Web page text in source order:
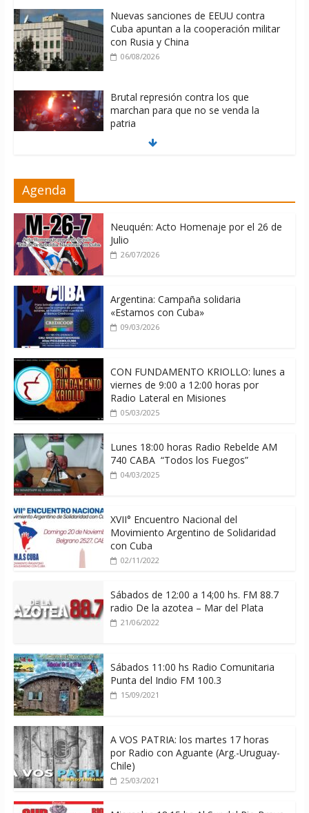
Nuevas sanciones de EEUU contra
Cuba apuntan a la cooperación militar
con Rusia y China
06/08/2026
Brutal represión contra los que
marchan para que no se venda la
patria
06/08/2026
06/08/2026
Agenda
Neuquén: Acto Homenaje por el 26 de
Julio
26/07/2026
Argentina: Campaña solidaria
«Estamos con Cuba»
09/03/2026
CON FUNDAMENTO KRIOLLO: lunes a
viernes de 9:00 a 12:00 horas por
Radio Lateral en Misiones
05/03/2025
Lunes 18:00 horas Radio Rebelde AM
740 CABA “Todos los Fuegos”
04/03/2025
XVII° Encuentro Nacional del
Movimiento Argentino de Solidaridad
con Cuba
02/11/2022
Sábados de 12:00 a 14;00 hs. FM 88.7
radio De la azotea – Mar del Plata
21/06/2022
Sábados 11:00 hs Radio Comunitaria
Punta del Indio FM 100.3
15/09/2021
A VOS PATRIA: los martes 17 horas
por Radio con Aguante (Arg.-Uruguay-
Chile)
25/03/2021